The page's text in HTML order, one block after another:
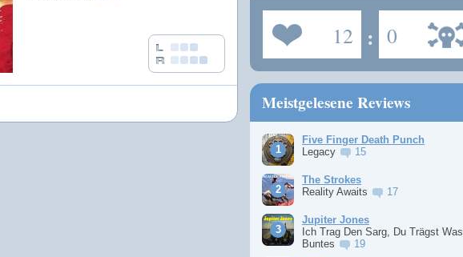
12 : 0
Meistgelesene Reviews
Five Finger Death Punch
Legacy
15
The Strokes
Reality Awaits
17
Jupiter Jones
Ich Trag Den Sarg, Du Trägst Was
Buntes
19